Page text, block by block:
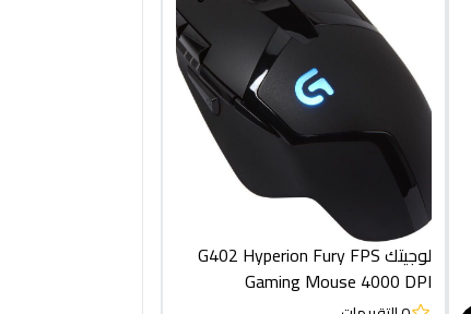
لوجيتك G402 Hyperion Fury FPS
Gaming Mouse 4000 DPI